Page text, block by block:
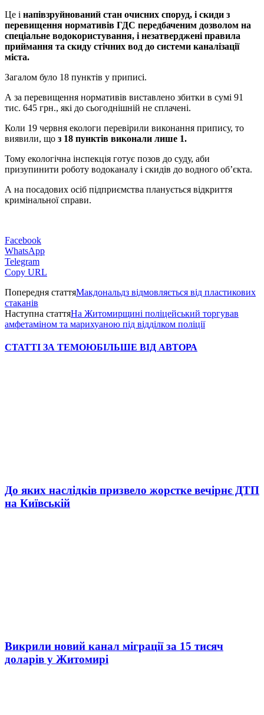
Це і напівзруйнований стан очисних споруд, і скиди з
перевищення нормативів ГДС передбаченим дозволом на
спеціальне водокористування, і незатверджені правила
приймання та скиду стічних вод до системи каналізації
міста.
Загалом було 18 пунктів у приписі.
А за перевищення нормативів виставлено збитки в сумі 91
тис. 645 грн., які до сьогоднішній не сплачені.
Коли 19 червня екологи перевірили виконання припису, то
виявили, що з 18 пунктів виконали лише 1.
Тому екологічна інспекція готує позов до суду, аби
призупинити роботу водоканалу і скидів до водного об’єкта.
А на посадових осіб підприємства планується відкриття
кримінальної справи.
Facebook
WhatsApp
Telegram
Copy URL
Попередня статтяМакдональдз відмовляється від пластикових
стаканів
Наступна статтяНа Житомирщині поліцейський торгував
амфетаміном та марихуаною під відділком поліції
СТАТТІ ЗА ТЕМОЮБІЛЬШЕ ВІД АВТОРА
До яких наслідків призвело жорстке вечірнє ДТП
на Київській
Викрили новий канал міграції за 15 тисяч
доларів у Житомирі